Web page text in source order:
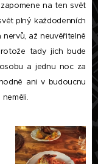
na ten svět
plný každodenních
až neuvěřitelně
tady jich bude
a jednu noc za
ani v budoucnu